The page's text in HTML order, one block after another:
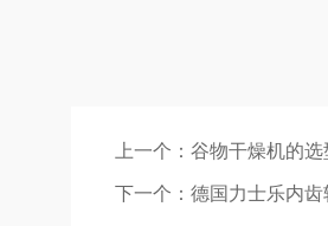
上一个： 谷物干燥机的
下一个： 德国力士乐内